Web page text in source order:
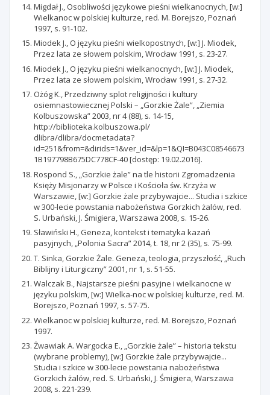
Migdał J., Osobliwości językowe pieśni wielkanocnych, [w:]
Wielkanoc w polskiej kulturze, red. M. Borejszo, Poznań
1997, s. 91-102.
Miodek J., O języku pieśni wielkopostnych, [w:] J. Miodek,
Przez lata ze słowem polskim, Wrocław 1991, s. 23-27.
Miodek J., O języku pieśni wielkanocnych, [w:] J. Miodek,
Przez lata ze słowem polskim, Wrocław 1991, s. 27-32.
Ożóg K., Przedziwny splot religijności i kultury
osiemnastowiecznej Polski – „Gorzkie Żale”, „Ziemia
Kolbuszowska” 2003, nr 4 (88), s. 14-15,
http://biblioteka.kolbuszowa.pl/
dlibra/dlibra/docmetadata?
id=251&from=&dirids=1&ver_id=&lp=1&QI=B043C08546673
1B197798B675DC778CF-40 [dostęp: 19.02.2016].
Rospond S., „Gorzkie żale” na tle historii Zgromadzenia
Księży Misjonarzy w Polsce i Kościoła św. Krzyża w
Warszawie, [w:] Gorzkie żale przybywajcie... Studia i szkice
w 300-lecie powstania nabożeństwa Gorzkich żalów, red.
S. Urbański, J. Śmigiera, Warszawa 2008, s. 15-26.
Sławiński H., Geneza, kontekst i tematyka kazań
pasyjnych, „Polonia Sacra” 2014, t. 18, nr 2 (35), s. 75-99.
T. Sinka, Gorzkie Żale. Geneza, teologia, przyszłość, „Ruch
Biblijny i Liturgiczny” 2001, nr 1, s. 51-55.
Walczak B., Najstarsze pieśni pasyjne i wielkanocne w
języku polskim, [w:] Wielka-noc w polskiej kulturze, red. M.
Borejszo, Poznań 1997, s. 57-75.
Wielkanoc w polskiej kulturze, red. M. Borejszo, Poznań
1997.
Żwawiak A. Wargocka E., „Gorzkie żale” – historia tekstu
(wybrane problemy), [w:] Gorzkie żale przybywajcie...
Studia i szkice w 300-lecie powstania nabożeństwa
Gorzkich żalów, red. S. Urbański, J. Śmigiera, Warszawa
2008, s. 221-239.